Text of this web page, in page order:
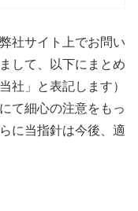
社サイト上でお問い
して、以下にまとめ
社」と表記します）
て細心の注意をもっ
に当指針は今後、適